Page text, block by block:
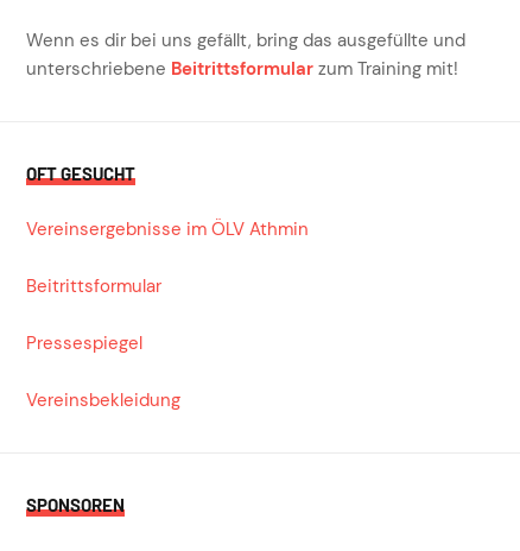
Wenn es dir bei uns gefällt, bring das ausgefüllte und
unterschriebene Beitrittsformular zum Training mit!
OFT GESUCHT
Vereinsergebnisse im ÖLV Athmin
Beitrittsformular
Pressespiegel
Vereinsbekleidung
SPONSOREN